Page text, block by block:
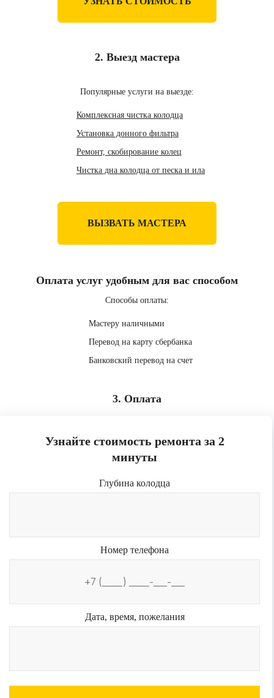
2. Выезд мастера
Популярные услуги на выезде:
Комплексная чистка колодца
Установка донного фильтра
Ремонт, скобирование колец
Чистка дна колодца от песка и ила
ВЫЗВАТЬ МАСТЕРА
3. Оплата
Узнайте стоимость ремонта за 2
минуты
Глубина колодца
Номер телефона
Дата, время, пожелания
Оплата услуг удобным для вас способом
Способы оплаты:
Мастеру наличными
Перевод на карту сбербанка
Банковский перевод на счет